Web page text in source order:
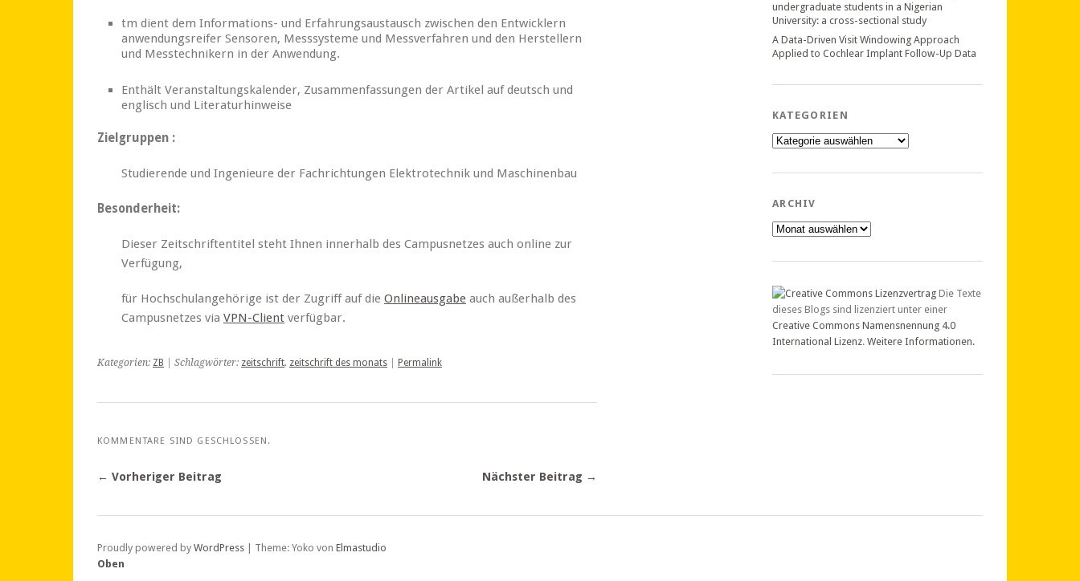
tm dient dem Informations- und Erfahrungsaustausch zwischen den Entwicklern
anwendungsreifer Sensoren, Messsysteme und Messverfahren und den Herstellern
und Messtechnikern in der Anwendung.
Enthält Veranstaltungskalender, Zusammenfassungen der Artikel auf deutsch und
englisch und Literaturhinweise
Zielgruppen :
Studierende und Ingenieure der Fachrichtungen Elektrotechnik und Maschinenbau
Besonderheit:
Dieser Zeitschriftentitel steht Ihnen innerhalb des Campusnetzes auch online zur
Verfügung,
für Hochschulangehörige ist der Zugriff auf die Onlineausgabe auch außerhalb des
Campusnetzes via VPN-Client verfügbar.
Kategorien: ZB | Schlagwörter: zeitschrift, zeitschrift des monats Permalink
KOMMENTARE SIND GESCHLOSSEN.
← Vorheriger Beitrag Nächster Beitrag →
undergraduate students in a Nigerian
University: a cross-sectional study
A Data-Driven Visit Windowing Approach
Applied to Cochlear Implant Follow-Up Data
KATEGORIEN
Kategorien
ARCHIV
Archiv
Die Texte
dieses Blogs sind lizenziert unter einer
Creative Commons Namensnennung 4.0
International Lizenz. Weitere Informationen.
Proudly powered by WordPress Theme: Yoko von Elmastudio
Oben